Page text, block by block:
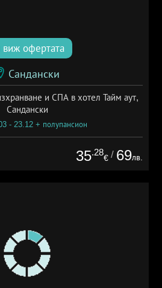
виж офертата
Сандански
и СПА в хотел Тайм аут,
Сандански
- 23.12 + полупансион
35.28
€ / 69лв.